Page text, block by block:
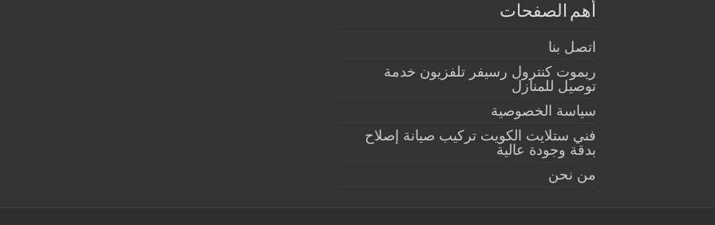
أهم الصفحات
اتصل بنا
ريموت كنترول رسيفر تلفزيون خدمة
توصيل للمنازل
سياسة الخصوصية
فني ستلايت الكويت تركيب صيانة إصلاح
بدقة وجودة عالية
من نحن